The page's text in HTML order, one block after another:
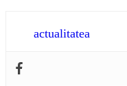
actualitatea